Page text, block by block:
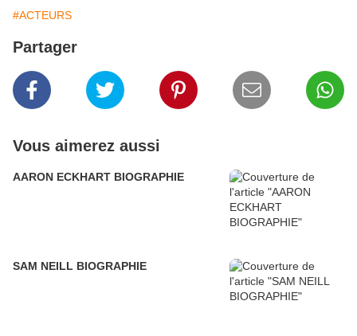
#ACTEURS
Partager
Vous aimerez aussi
AARON ECKHART BIOGRAPHIE
SAM NEILL BIOGRAPHIE